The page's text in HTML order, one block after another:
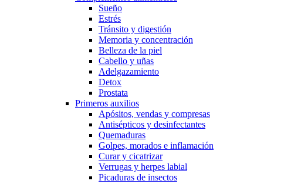
Sueño
Estrés
Tránsito y digestión
Memoria y concentración
Belleza de la piel
Cabello y uñas
Adelgazamiento
Detox
Prostata
Primeros auxilios
Apósitos, vendas y compresas
Antisépticos y desinfectantes
Quemaduras
Golpes, morados e inflamación
Curar y cicatrizar
Verrugas y herpes labial
Picaduras de insectos